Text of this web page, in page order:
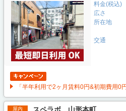
料金(税込)
広さ
所在地
交通
「半年利用で2ヶ月賃料0円&初期費用0円
屋内